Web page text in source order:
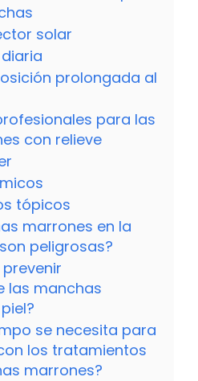
solar
prolongada al
para las
con relieve
tópicos
marrones en la
peligrosas?
las manchas
se necesita para
los tratamientos
marrones?